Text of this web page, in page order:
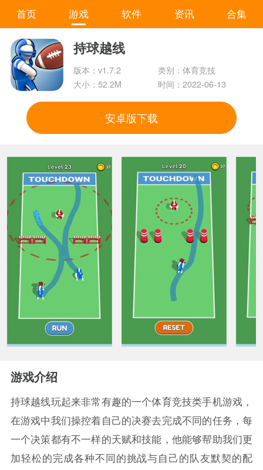
首页 游戏 软件 资讯 合集
持球越线
版本：v1.7.2
类别：体育竞技
大小：52.2M
时间：2022-06-13
安卓版下载
游戏介绍
持球越线玩起来非常有趣的一个体育竞技类手机游戏，
在游戏中我们操控着自己的决赛去完成不同的任务，每
一个决策都有不一样的天赋和技能，他能够帮助我们更
加轻松的完成各种不同的挑战与自己的队友默契的配